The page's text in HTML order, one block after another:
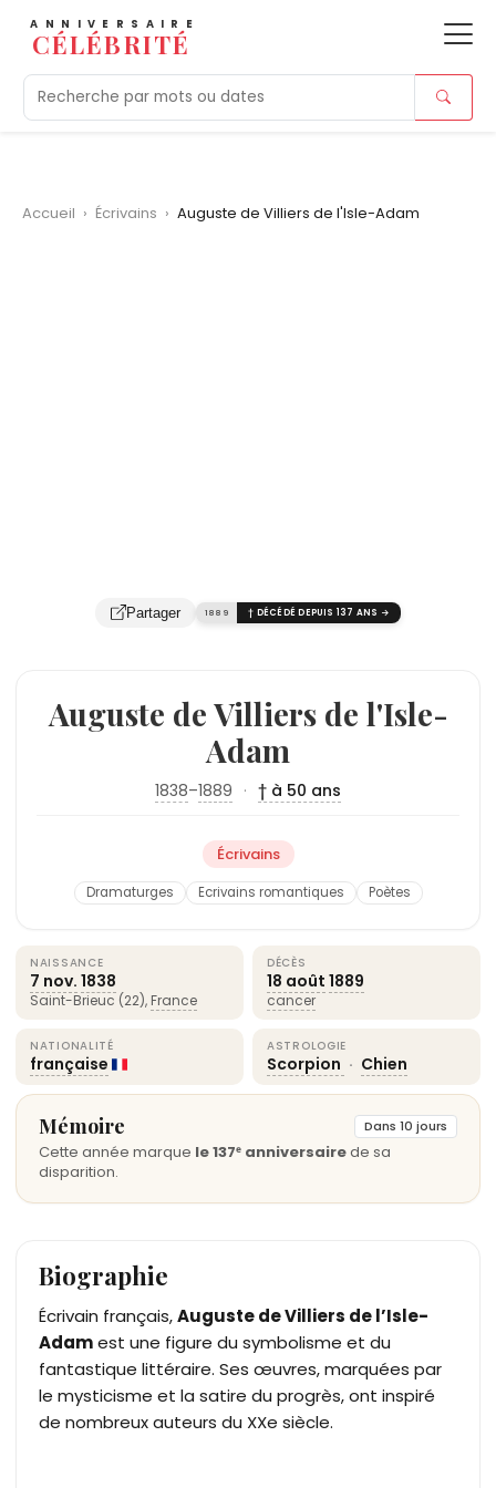
ANNIVERSAIRE
CÉLÉBRITÉ
Aujourd'hui Tendances Morts
Accueil › Écrivains › Auguste de Villiers de l'Isle-Adam
Partager 1889 † DÉCÉDÉ DEPUIS 137 ANS →
Auguste de Villiers de l'Isle-
Adam
1838–1889 · † à 50 ans
Écrivains
Dramaturges Ecrivains romantiques Poètes
NAISSANCE
7 nov. 1838
Saint-Brieuc (22), France
DÉCÈS
18 août 1889
cancer
NATIONALITÉ
française
ASTROLOGIE
Scorpion · Chien
Mémoire Dans 10 jours
Cette année marque le 137ᵉ anniversairede sa
disparition.
Biographie
Écrivain français,Auguste de Villiers de l’Isle-
Adamest une figure du symbolisme et du
fantastique littéraire. Ses œuvres, marquées par
le mysticisme et la satire du progrès, ont inspiré
de nombreux auteurs du XXe siècle.